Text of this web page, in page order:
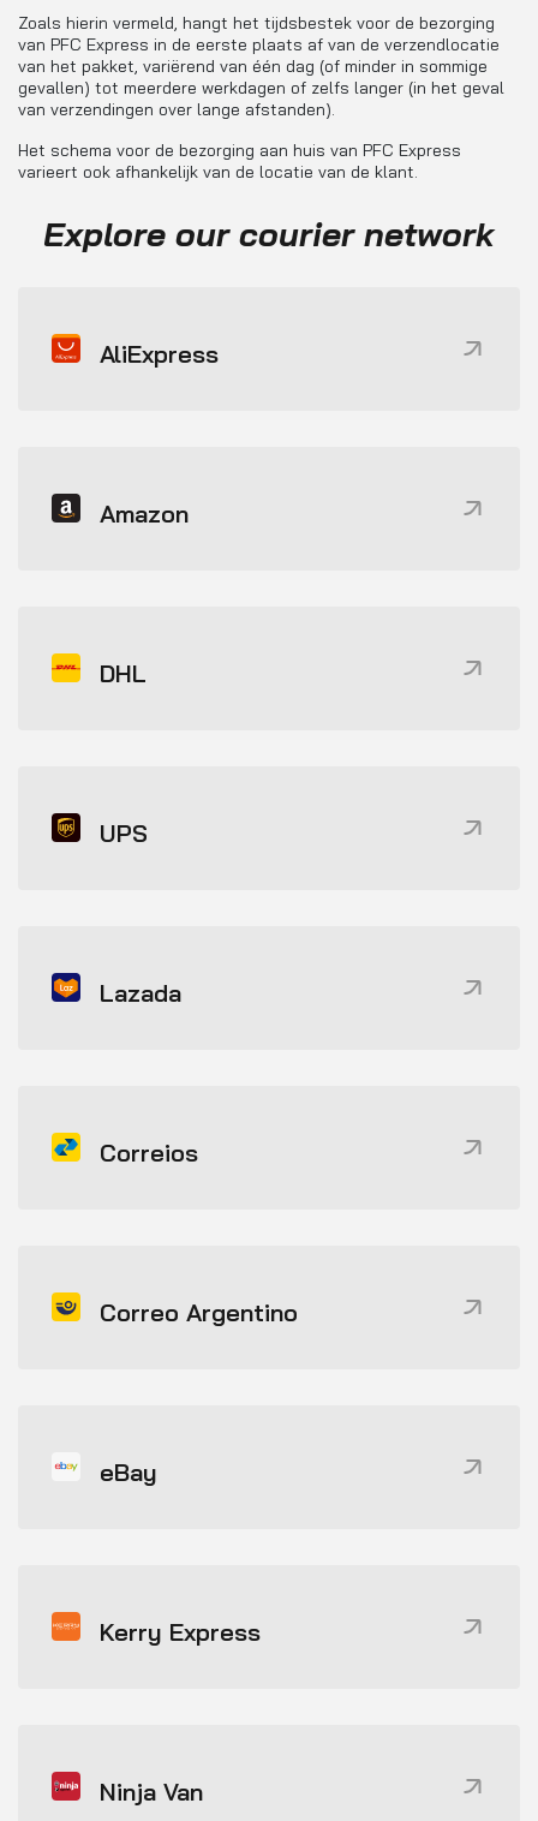
Zoals hierin vermeld, hangt het tijdsbestek voor de bezorging
van PFC Express in de eerste plaats af van de verzendlocatie
van het pakket, variërend van één dag (of minder in sommige
gevallen) tot meerdere werkdagen of zelfs langer (in het geval
van verzendingen over lange afstanden).
Het schema voor de bezorging aan huis van PFC Express
varieert ook afhankelijk van de locatie van de klant.
Explore our courier network
AliExpress
Amazon
DHL
UPS
Lazada
Correios
Correo Argentino
eBay
Kerry Express
Ninja Van